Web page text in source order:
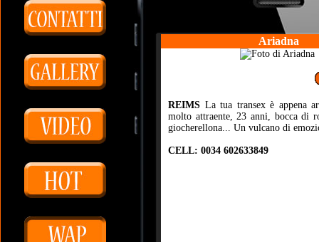
Ariadna
REIMS La tua transex è appena
molto attraente, 23 anni, bocca di
giocherellona... Un vulcano di
CELL: 0034 602633849